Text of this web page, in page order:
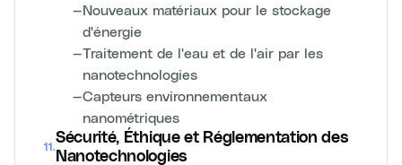
—Nouveaux matériaux pour le stockage
d'énergie
—Traitement de l'eau et de l'air par les
nanotechnologies
—Capteurs environnementaux
nanométriques
11 .
Sécurité, Éthique et Réglementation des
Nanotechnologies